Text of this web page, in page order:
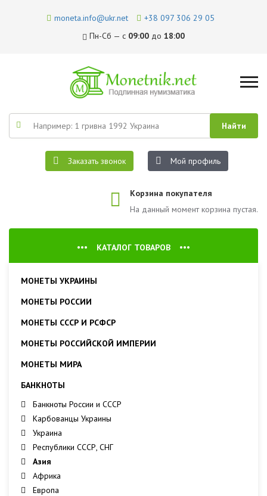
moneta.info@ukr.net
+38 097 306 29 05
Пн-Сб — с 09:00 до 18:00
Заказать звонок Мой профиль
Корзина покупателя
На данный момент корзина пустая.
КАТАЛОГ ТОВАРОВ
МОНЕТЫ УКРАИНЫ
МОНЕТЫ РОССИИ
МОНЕТЫ СССР И РСФСР
МОНЕТЫ РОССИЙСКОЙ ИМПЕРИИ
МОНЕТЫ МИРА
БАНКНОТЫ
Банкноты России и СССР
Карбованцы Украины
Украина
Республики СССР, СНГ
Азия
Африка
Европа